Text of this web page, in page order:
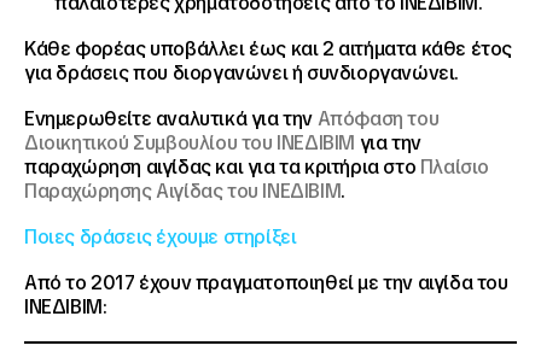
Κάθε φορέας υποβάλλει έως και 2 αιτήματα κάθε έτος
για δράσεις που διοργανώνει ή συνδιοργανώνει.
Ενημερωθείτε αναλυτικά για τηνΑπόφαση του
Διοικητικού Συμβουλίου του ΙΝΕΔΙΒΙΜ για την
παραχώρηση αιγίδας και για τα κριτήρια στο Πλαίσιο
Παραχώρησης Αιγίδας του ΙΝΕΔΙΒΙΜ.
Ποιες δράσεις έχουμε στηρίξει
Από το 2017 έχουν πραγματοποιηθεί με την αιγίδα του
ΙΝΕΔΙΒΙΜ: